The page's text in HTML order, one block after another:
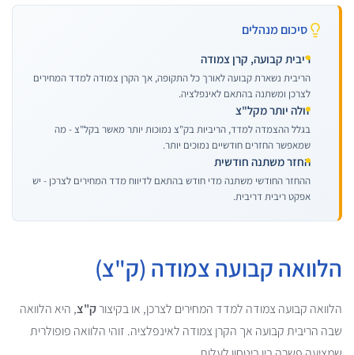
סיכום מנהלים
ריבית קבועה, קרן צמודה
הריבית נשארת קבועה לאורך כל התקופה, אך הקרן צמודה למדד המחירים
לצרכן ומשתנה בהתאם לאינפלציה.
זולה יותר מקל"צ
בגלל ההצמדה למדד, הריביות בק"צ נמוכות יותר מאשר בקל"צ - מה
שמאפשר החזרים חודשיים נמוכים יותר.
החזר משתנה חודשית
ההחזר החודשי משתנה מדי חודש בהתאם לדיווח מדד המחירים לצרכן - יש
אפקט ריבית דריבית.
הלוואה קבועה צמודה (ק"צ)
הלוואה קבועה צמודה למדד המחירים לצרכן, או בקיצורק"צ, היא הלוואה
שבה הריבית קבועה אך הקרן צמודה לאינפלציה. זוהי הלוואה פופולרית